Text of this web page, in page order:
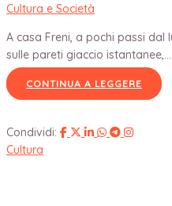
Cultura e Società
A casa Freni, a pochi passi dal
sulle pareti giaccio istantanee,...
CONTINUA A LEGGERE
Condividi:
Cultura